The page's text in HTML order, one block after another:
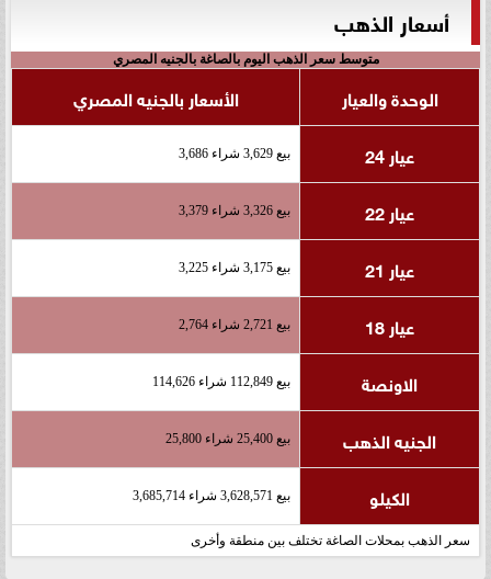
أسعار الذهب
متوسط سعر الذهب اليوم بالصاغة بالجنيه المصري
الوحدة والعيار
الأسعار بالجنيه المصري
عيار 24
بيع 3,629 شراء 3,686
عيار 22 بيع 3,326 شراء 3,379
عيار 21 بيع 3,175 شراء 3,225
عيار 18 بيع 2,721 شراء 2,764
الاونصة بيع 112,849 شراء 114,626
الجنيه الذهب بيع 25,400 شراء 25,800
الكيلو بيع 3,628,571 شراء 3,685,714
سعر الذهب بمحلات الصاغة تختلف بين منطقة وأخرى